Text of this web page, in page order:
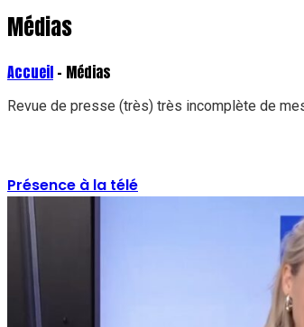
Médias
Accueil - Médias
Revue de presse (très) très incomplète de
Présence à la télé